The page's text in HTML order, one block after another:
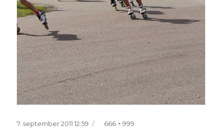
Postitatud
7. september 2011 12:59 Täissuurus
666 × 999